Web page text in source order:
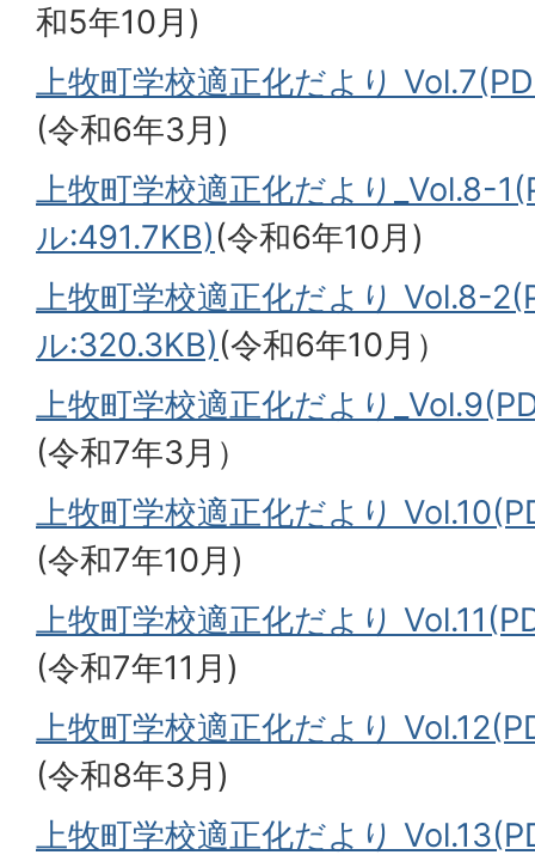
和5年10月)
上牧町学校適正化だより
(令和6年3月)
上牧町学校適正化だより_Vol.8-
ル:491.7KB)(令和6年10月)
上牧町学校適正化だより Vol.8-
ル:320.3KB)(令和6年10月）
上牧町学校適正化だより
(令和7年3月）
上牧町学校適正化だより
(令和7年10月)
上牧町学校適正化だより
(令和7年11月)
上牧町学校適正化だより
(令和8年3月)
上牧町学校適正化だより